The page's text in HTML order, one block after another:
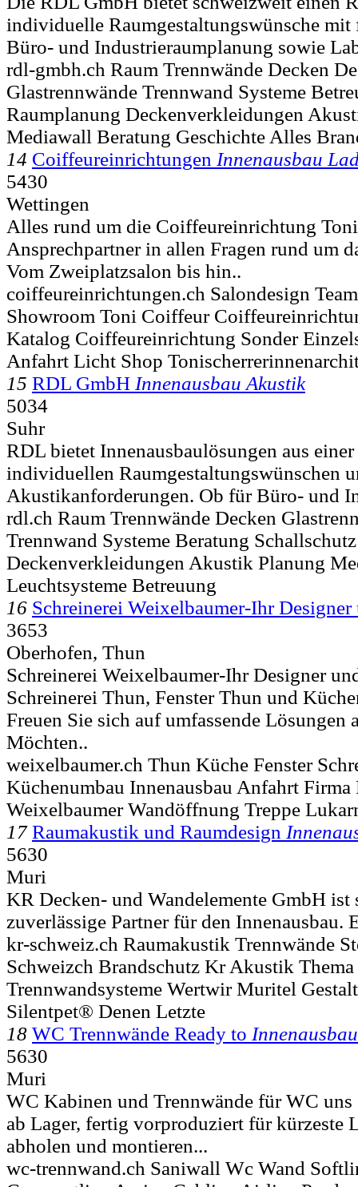
individuelle Raumgestaltungswünsche
Büro- und Industrieraumplanung sowie
rdl-gmbh.ch Raum Trennwände Decken
Glastrennwände Trennwand Systeme
Raumplanung Deckenverkleidungen
Mediawall Beratung Geschichte Alles
14 Coiffeureinrichtungen Innenausbau
5430
Wettingen
Alles rund um die Coiffeureinrichtung
Ansprechpartner in allen Fragen rund um
Vom Zweiplatzsalon bis hin..
coiffeureinrichtungen.ch Salondesign
Showroom Toni Coiffeur
Katalog Coiffeureinrichtung Sonder
Anfahrt Licht Shop
15 RDL GmbH Innenausbau Akustik
5034
Suhr
RDL bietet Innenausbaulösungen aus
individuellen Raumgestaltungswünschen
Akustikanforderungen. Ob für Büro- und
rdl.ch Raum Trennwände Decken
Trennwand Systeme Beratung
Deckenverkleidungen Akustik Planung
Leuchtsysteme Betreuung
16 Schreinerei Weixelbaumer-Ihr Designer
3653
Oberhofen, Thun
Schreinerei Weixelbaumer-Ihr Designer
Schreinerei Thun, Fenster Thun und
Freuen Sie sich auf umfassende Lösungen
Möchten..
weixelbaumer.ch Thun Küche Fenster
Küchenumbau Innenausbau Anfahrt
Weixelbaumer Wandöffnung Treppe
17 Raumakustik und Raumdesign
5630
Muri
KR Decken- und Wandelemente GmbH ist
zuverlässige Partner für den Innenausbau.
kr-schweiz.ch Raumakustik Trennwände
Schweizch Brandschutz Kr Akustik
Trennwandsysteme Wertwir Muritel
Silentpet® Denen Letzte
18 WC Trennwände Ready to Innenausbau
5630
Muri
WC Kabinen und Trennwände für WC
ab Lager, fertig vorproduziert für kürzeste
abholen und montieren...
wc-trennwand.ch Saniwall Wc Wand